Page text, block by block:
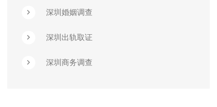
深圳婚姻调查
深圳出轨取证
深圳商务调查